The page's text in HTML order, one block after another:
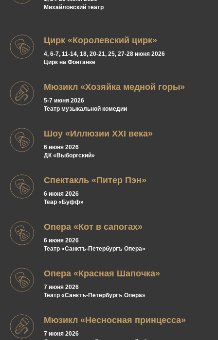
Михайловский театр
Цирк «Королевский цирк»
4, 6-7, 11-14, 18, 20-21, 25, 27-28 июня 2026
Цирк на Фонтанке
Мюзикл «Хозяйка медной горы»
5-7 июня 2026
Театр музыкальной комедии
Шоу «Иллюзии XXI века»
6 июня 2026
ДК «Выборгский»
Спектакль «Питер Пэн»
6 июня 2026
Теар «Буфф»
Опера «Кот в сапогах»
6 июня 2026
Театр «Санктъ-Петербургъ Опера»
Опера «Красная Шапочка»
7 июня 2026
Театр «Санктъ-Петербургъ Опера»
Мюзикл «Несносная принцесса»
7 июня 2026